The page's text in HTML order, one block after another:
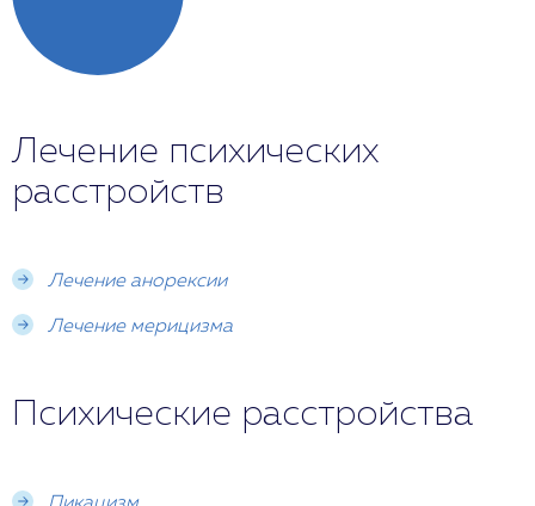
Лечение психических
расстройств
Лечение анорексии
Лечение мерицизма
Психические расстройства